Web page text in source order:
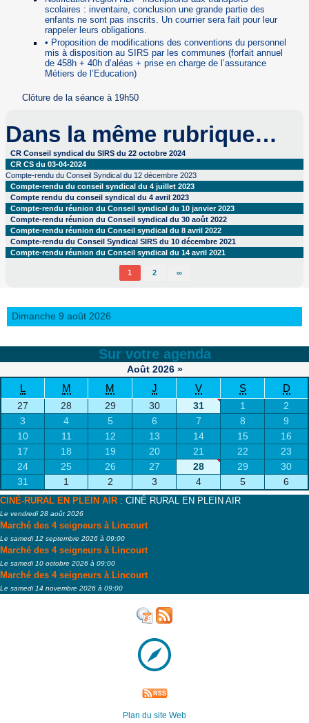
scolaires : inventaire, conclusion une grande partie des
enfants ne sont pas inscrits. Un courrier sera fait pour leur
rappeler leurs obligations.
• Proposition de modifications des conventions du personnel
mis à disposition au SIRS par les communes (forfait annuel
de 458h + 40h d’aléas + prise en charge de l’assurance
Métiers de l’Education)
Clôture de la séance à 19h50
Dans la même rubrique…
CR Conseil syndical du SIRS du 22 octobre 2024
CR CS du 03-04-2024
Compte-rendu du Conseil Syndical du 12 décembre 2023
Compte-rendu du conseil syndical du 4 juillet 2023
Compte rendu du conseil syndical du 4 avril 2023
Compte-rendu réunion du Conseil syndical du 10 janvier 2023
Compte-rendu réunion du Conseil syndical du 30 août 2022
Compte-rendu réunion du Conseil syndical du 8 avril 2022
Compte-rendu du Conseil Syndical SIRS du 10 décembre 2021
Compte-rendu réunion du Conseil syndical du 14 avril 2021
1 2 ∞
Dimanche 9 août 2026
Sur votre agenda
Août 2026 »
L M M J V S D
27 28 29 30 31 1
2
3
4 5 6 7 8
9
10
11 12 13 14 15
16
17
18 19 20 21 22
23
24
25 26 27 28 29
30
31
1 2 3 4 5 6
CINÉ-RURAL EN PLEIN AIR : CINÉ RURAL EN PLEIN AIR
Le vendredi 28 août 2026
Marché des 4 seigneurs à Lincourt
Le samedi 12 septembre 2026 à 09:00
Marché des 4 seigneurs à Lincourt
Le samedi 10 octobre 2026 à 09:00
Marché des 4 seigneurs à Lincourt
Le samedi 14 novembre 2026 à 09:00
Plan du site Web